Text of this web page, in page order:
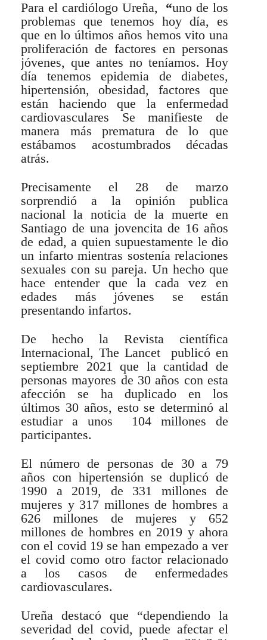
Para el cardiólogo Ureña,
“uno de los
problemas que tenemos hoy día, es
que en lo últimos años hemos vito una
proliferación de factores en personas
jóvenes, que antes no teníamos. Hoy
día tenemos epidemia de diabetes,
hipertensión, obesidad, factores que
están haciendo que la enfermedad
cardiovasculares Se manifieste de
manera más prematura de lo que
estábamos acostumbrados décadas
atrás.
Precisamente el 28 de marzo
sorprendió a la opinión publica
nacional la noticia de la muerte en
Santiago de una jovencita de 16 años
de edad, a quien supuestamente le dio
un infarto mientras sostenía relaciones
sexuales con su pareja. Un hecho que
hace entender que la cada vez en
edades más jóvenes se están
presentando infartos.
De hecho la Revista científica
Internacional, The Lancet publicó en
septiembre 2021 que la cantidad de
personas mayores de 30 años con esta
afección se ha duplicado en los
últimos 30 años, esto se determinó al
estudiar a unos 104 millones de
participantes.
El número de personas de 30 a 79
años con hipertensión se duplicó de
1990 a 2019, de 331 millones de
mujeres y 317 millones de hombres a
626 millones de mujeres y 652
millones de hombres en 2019 y ahora
con el covid 19 se han empezado a ver
el covid como otro factor relacionado
a los casos de enfermedades
cardiovasculares.
Ureña destacó que “dependiendo la
severidad del covid, puede afectar el